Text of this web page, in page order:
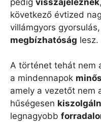
következő évtized
villámgyors
megbízhatóság lesz.
A történet tehát nem
a mindennapok
amely a vezetőt nem
hűségesen
legnagyobb